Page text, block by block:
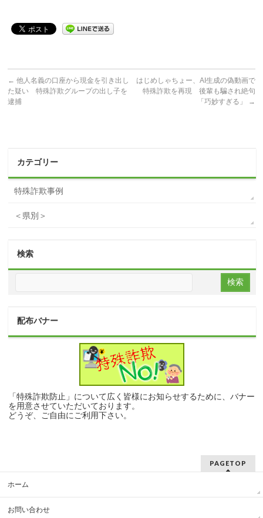
← 他人名義の口座から現金を引き出し
た疑い 特殊詐欺グループの出し子を
逮捕
はじめしゃちょー、AI生成の偽動画で
特殊詐欺を再現 後輩も騙され絶句
「巧妙すぎる」
→
カテゴリー
特殊詐欺事例
＜県別＞
検索
配布バナー
「特殊詐欺防止」について広く皆様にお知らせするために、バナー
を用意させていただいております。
どうぞ、ご自由にご利用下さい。
PAGETOP
ホーム
お問い合わせ